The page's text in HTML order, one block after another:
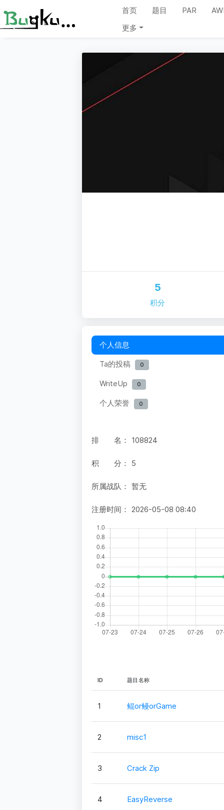
首页 题目 PAR
更多
5
积分
个人信息
Ta的投稿
0
WriteUp 0
个人荣誉 0
排 名： 108824
积 分： 5
所属战队： 暂无
注册时间： 2026-05-08 08:40
ID 题目名称
1 鲲or鳗orGame
2 misc1
3 Crack Zip
4 EasyReverse